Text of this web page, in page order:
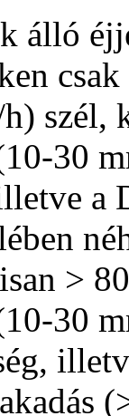
álló
szél,
30
a
>
30